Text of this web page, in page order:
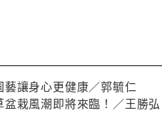
讓身心更健康／郭毓仁
栽風潮即將來臨！／王勝弘